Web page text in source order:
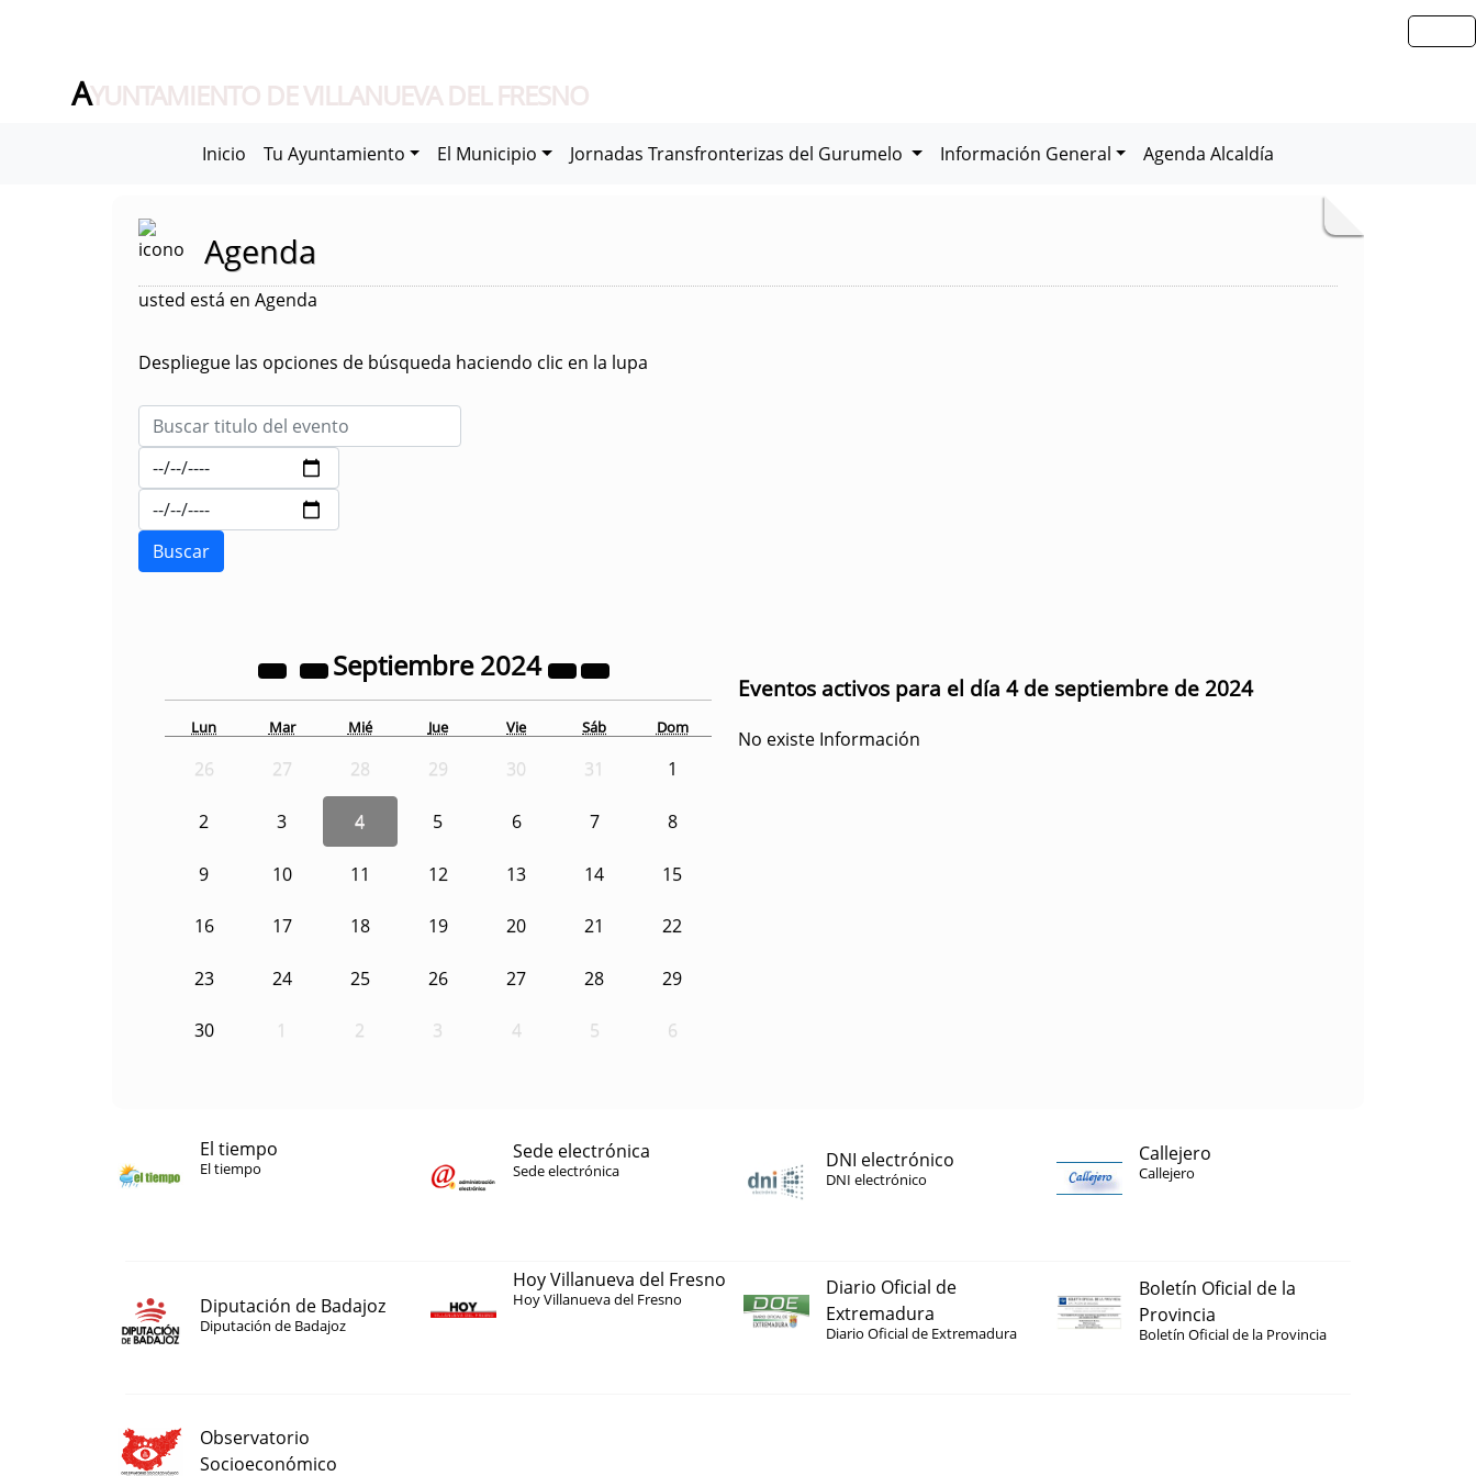
AYUNTAMIENTO DE VILLANUEVA DEL FRESNO
Inicio Tu Ayuntamiento El Municipio Jornadas Transfronterizas del Gurumelo Información General Agenda Alcaldía
Agenda
usted está en Agenda
Despliegue las opciones de búsqueda haciendo clic en la lupa
Septiembre2024
Lun Mar Mié Jue Vie Sáb Dom
26 27 28 29 30 31 1
2 3 4 5 6 7 8
9 10 11 12 13 14 15
16 17 18 19 20 21 22
23 24 25 26 27 28 29
30 1 2 3 4 5 6
Eventos activos para el día 4 de septiembre de 2024
No existe Información
El tiempo
El tiempo
Sede electrónica
Sede electrónica DNI electrónico
DNI electrónico
Callejero
Callejero
Diputación de Badajoz
Diputación de Badajoz
Hoy Villanueva del Fresno
Hoy Villanueva del Fresno
Diario Oficial de
Extremadura
Diario Oficial de Extremadura
Boletín Oficial de la
Provincia
Boletín Oficial de la Provincia
Observatorio
Socioeconómico